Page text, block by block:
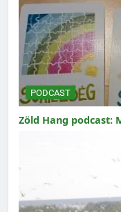
PODCAST
Zöld Hang podcast: